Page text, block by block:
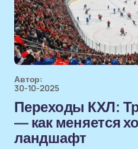
Автор:
30-10-2025
Переходы КХЛ:
— как меняется
ландшафт